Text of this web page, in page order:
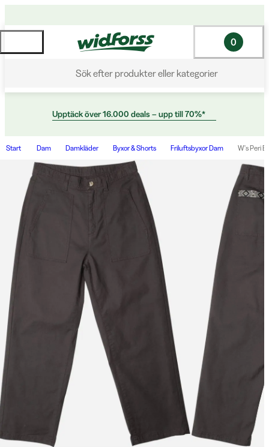
Sök efter produkter eller kategorier
0
Upptäck över 16.000 deals – upp till 70%*
Start Dam Damkläder Byxor & Shorts Friluftsbyxor Dam W's Peri